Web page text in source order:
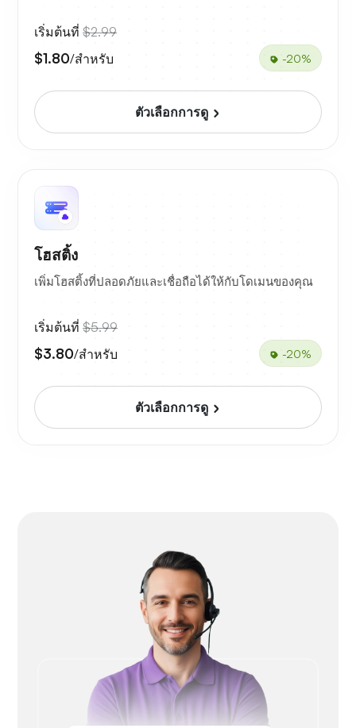
เริ่มต้นที่ $2.99
$1.80/สำหรับ -20%
ตัวเลือกการดู
โฮสติ้ง
เพิ่มโฮสติ้งที่ปลอดภัยและเชื่อถือได้ให้กับโดเมนของคุณ
เริ่มต้นที่ $5.99
$3.80/สำหรับ -20%
ตัวเลือกการดู